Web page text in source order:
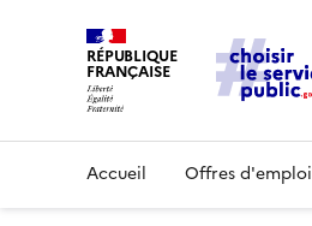
RÉPUBLIQUE
FRANÇAISE
Accueil Offres d'emploi